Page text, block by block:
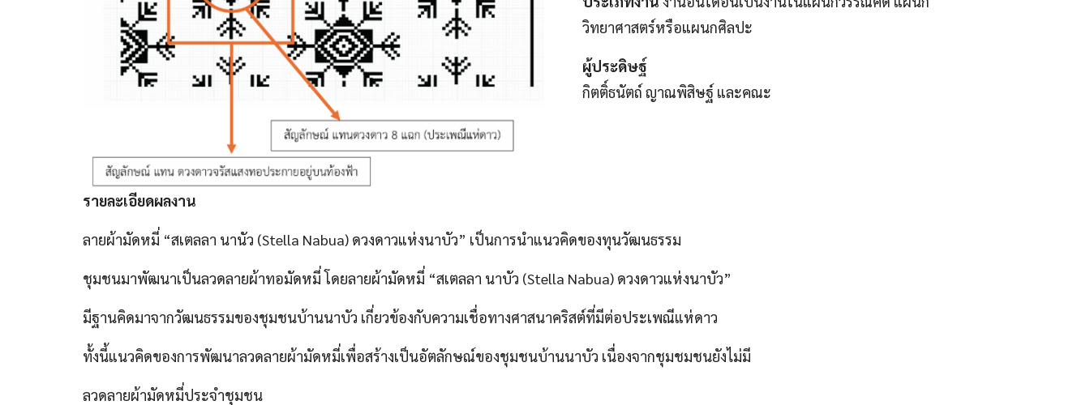
วิทยาศาสตร์หรือแผนกศิลปะ
ผู้ประดิษฐ์
กิตติ์ธนัตถ์ ญาณพิสิษฐ์ และคณะ
รายละเอียดผลงาน
ลายผ้ามัดหมี่ “สเตลลา นานัว (Stella Nabua) ดวงดาวแห่งนาบัว” เป็นการนำแนวคิดของทุนวัฒนธรรม
ชุมชนมาพัฒนาเป็นลวดลายผ้าทอมัดหมี่ โดยลายผ้ามัดหมี่ “สเตลลา นาบัว (Stella Nabua) ดวงดาวแห่งนาบัว”
มีฐานคิดมาจากวัฒนธรรมของชุมชนบ้านนาบัว เกี่ยวข้องกับความเชื่อทางศาสนาคริสต์ที่มีต่อประเพณีแห่ดาว
ทั้งนี้แนวคิดของการพัฒนาลวดลายผ้ามัดหมี่เพื่อสร้างเป็นอัตลักษณ์ของชุมชนบ้านนาบัว เนื่องจากชุมชมชนยังไม่มี
ลวดลายผ้ามัดหมี่ประจำชุมชน